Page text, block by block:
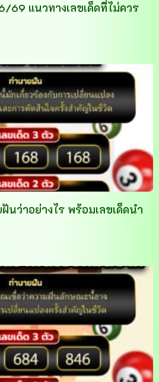
69 แนวทางเลขเด็ดที่ไม่ควร
ว่าอย่างไร พร้อมเลขเด็ดนำ